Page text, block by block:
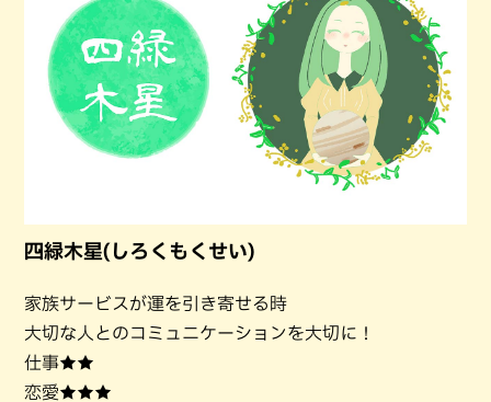
四緑木星(しろくもくせい)
家族サービスが運を引き寄せる時
大切な人とのコミュニケーションを大切に！
仕事★★
恋愛★★★